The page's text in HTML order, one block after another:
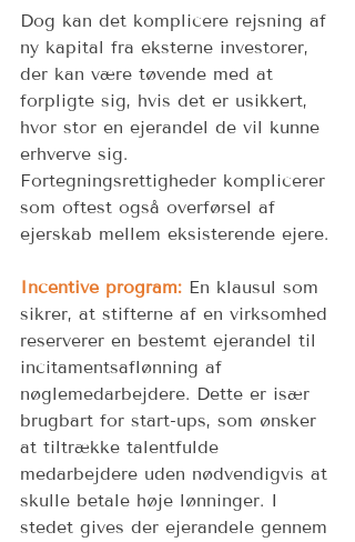
Dog kan det komplicere rejsning af
ny kapital fra eksterne investorer,
der kan være tøvende med at
forpligte sig, hvis det er usikkert,
hvor stor en ejerandel de vil kunne
erhverve sig.
Fortegningsrettigheder komplicerer
som oftest også overførsel af
ejerskab mellem eksisterende ejere.
Incentive program: En klausul som
sikrer, at stifterne af en virksomhed
reserverer en bestemt ejerandel til
incitamentsaflønning af
nøglemedarbejdere. Dette er især
brugbart for start-ups, som ønsker
at tiltrække talentfulde
medarbejdere uden nødvendigvis at
skulle betale høje lønninger. I
stedet gives der ejerandele gennem